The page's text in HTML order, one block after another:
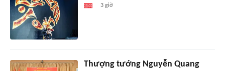
3 giờ
Thượng tướng Nguyễn Quang